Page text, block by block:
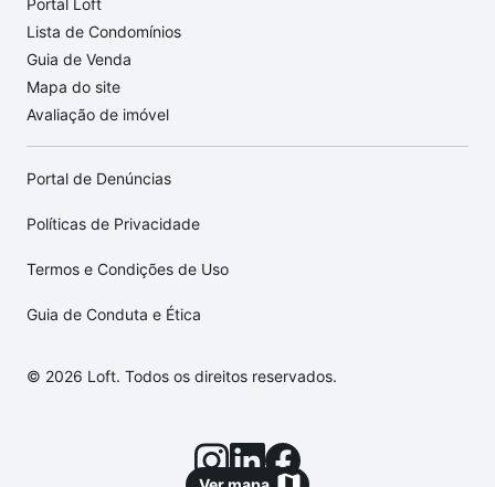
Portal Loft
Lista de Condomínios
Guia de Venda
Mapa do site
Avaliação de imóvel
Portal de Denúncias
Políticas de Privacidade
Termos e Condições de Uso
Guia de Conduta e Ética
© 2026 Loft. Todos os direitos reservados.